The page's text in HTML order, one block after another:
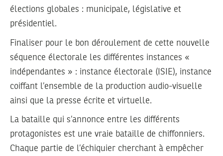
élections globales : municipale, législative et
présidentiel.
Finaliser pour le bon déroulement de cette nouvelle
séquence électorale les différentes instances «
indépendantes » : instance électorale (ISIE), instance
coiffant l’ensemble de la production audio-visuelle
ainsi que la presse écrite et virtuelle.
La bataille qui s’annonce entre les différents
protagonistes est une vraie bataille de chiffonniers.
Chaque partie de l’échiquier cherchant à empêcher